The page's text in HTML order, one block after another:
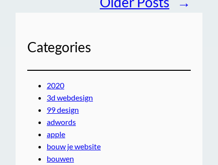
Categories
2020
3d webdesign
99 design
adwords
apple
bouw je website
bouwen